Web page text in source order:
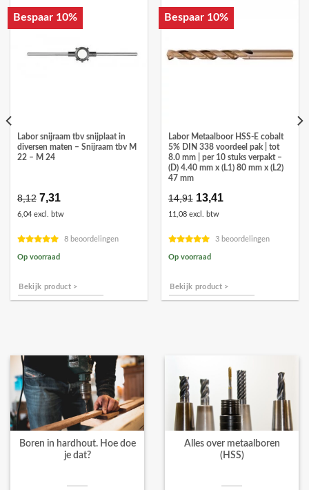
Bespaar 10%
Labor snijraam tbv snijplaat in
diversen maten – Snijraam tbv M
22 – M 24
8,12 Oorspronkelijke
prijs
was:
7,31
is:
6,04 excl. btw
8 beoordelingen
Op voorraad
Bekijk product >
Bespaar 10%
Labor Metaalboor HSS-E cobalt
5% DIN 338 voordeel pak | tot
8.0 mm | per 10 stuks verpakt –
(D) 4.40 mm x (L1) 80 mm x (L2)
47 mm
14,91 Oorspronkelijke
prijs
was:
13,41
11,08 excl. btw
3 beoordelingen
Op voorraad
Bekijk product >
Boren in hardhout. Hoe doe
je dat?
Alles over metaalboren
(HSS)